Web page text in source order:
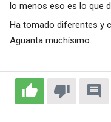
lo menos eso es lo que
Ha tomado diferentes y
Aguanta muchísimo.